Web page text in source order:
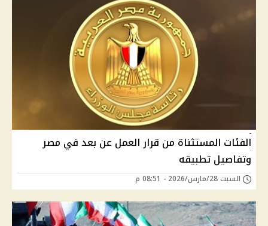
الفئات المستثناة من قرار العمل عن بعد في مصر
وتفاصيل تطبيقه
السبت 28/مارس/2026 - 08:51 م